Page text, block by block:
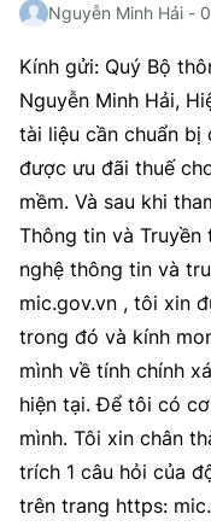
Nguyễn Minh Hải -
Kính gửi: Quý Bộ
Nguyễn Minh Hải,
tài liệu cần chuẩn bị
được ưu đãi thuế
mềm. Và sau khi
Thông tin và Truyền
nghệ thông tin và
mic.gov.vn , tôi xin
trong đó và kính
mình về tính chính
hiện tại. Để tôi có
mình. Tôi xin chân
trích 1 câu hỏi của
trên trang https: